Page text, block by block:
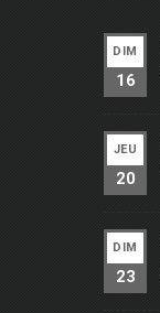
DIM
16
JEU
20
DIM
23